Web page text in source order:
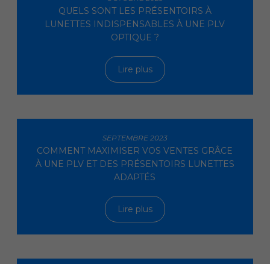
QUELS SONT LES PRÉSENTOIRS À
LUNETTES INDISPENSABLES À UNE PLV
OPTIQUE ?
Lire plus
SEPTEMBRE 2023
COMMENT MAXIMISER VOS VENTES GRÂCE
À UNE PLV ET DES PRÉSENTOIRS LUNETTES
ADAPTÉS
Lire plus